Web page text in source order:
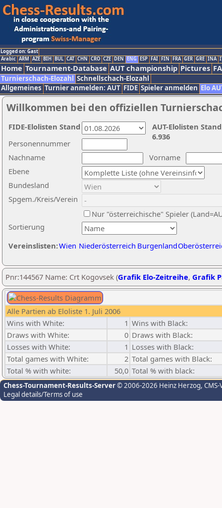
Logged on: Gast
Arabic ARM AZE BIH BUL CAT CHN CRO CZE DEN ENG ESP FAI FIN FRA GER GRE INA
Home Tournament-Database AUT championship Pictures
Turnierschach-Elozahl Schnellschach-Elozahl
Allgemeines Turnier anmelden: AUT FIDE Spieler anmelden Elo
Willkommen bei den offiziellen
Nachname
Vorname
Ebene
Sortierung
Personennummer
Bundesland
Spgem./Kreis/Verein
Nur "österreichische" Spieler
Vereinslisten:Wien Niederösterreich Burgenland
AUT-Elolisten
6.936
FIDE-Elolisten Stand
Pnr:144567 Name: Crt Kogovsek (Grafik Elo-Zeitreihe, Grafik
Alle Partien ab Eloliste 1. Juli 2006
Wins with White:
1 Wins with Black:
Draws with White:
0 Draws with Black:
Losses with White:
1 Losses with Black:
Total games with White:
2 Total games with Black:
Total % with white:
50,0 Total % with black:
Chess-Tournament-Results-Server© 2006-2026 Heinz Herzog,
Legal details/Terms of use